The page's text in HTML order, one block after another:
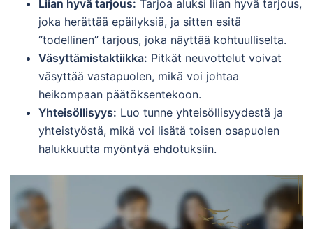
Liian hyvä tarjous: Tarjoa aluksi liian hyvä tarjous,
joka herättää epäilyksiä, ja sitten esitä
“todellinen” tarjous, joka näyttää kohtuulliselta.
Väsyttämistaktiikka: Pitkät neuvottelut voivat
väsyttää vastapuolen, mikä voi johtaa
heikompaan päätöksentekoon.
Yhteisöllisyys: Luo tunne yhteisöllisyydestä ja
yhteistyöstä, mikä voi lisätä toisen osapuolen
halukkuutta myöntyä ehdotuksiin.